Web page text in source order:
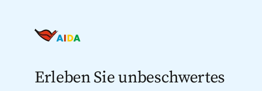
Erleben Sie unbeschwertes